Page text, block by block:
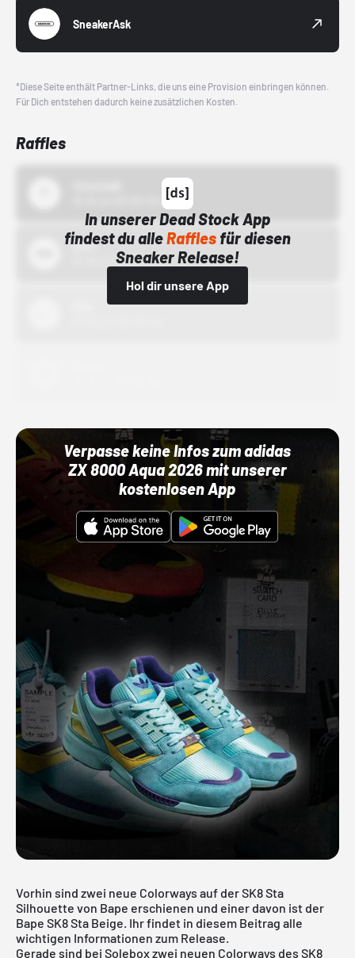
SneakerAsk
*Diese Seite enthält Partner-Links, die uns eine Provision einbringen können.
Für Dich entstehen dadurch keine zusätzlichen Kosten.
Raffles
In unserer Dead Stock App
findest du alleRafflesfür diesen
Sneaker Release!
Hol dir unsere App
Bstn
01.10.22 00:00 Uhr
Verpasse keine Infos zum adidas
ZX 8000 Aqua 2026 mit unserer
kostenlosen App
Vorhin sind zwei neue Colorways auf der SK8 Sta
Silhouette von Bape erschienen und einer davon ist der
Bape SK8 Sta Beige. Ihr findet in diesem Beitrag alle
wichtigen Informationen zum Release.
Gerade sind bei Solebox zwei neuen Colorways des SK8